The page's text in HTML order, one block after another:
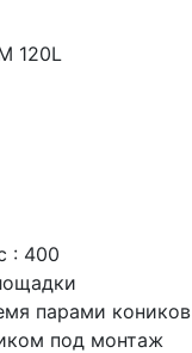
120L
: 400
парами коников
под монтаж